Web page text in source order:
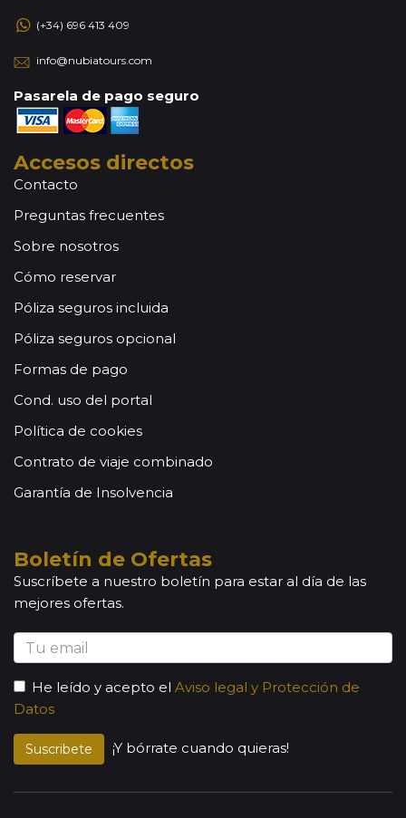
(+34) 696 413 409
info@nubiatours.com
Pasarela de pago seguro
Accesos directos
Contacto
Preguntas frecuentes
Sobre nosotros
Cómo reservar
Póliza seguros incluida
Póliza seguros opcional
Formas de pago
Cond. uso del portal
Política de cookies
Contrato de viaje combinado
Garantía de Insolvencia
Boletín de Ofertas
Suscríbete a nuestro boletín para estar al día de las
mejores ofertas.
He leído y acepto el Aviso legal y Protección de
Datos
Suscribete ¡Y bórrate cuando quieras!